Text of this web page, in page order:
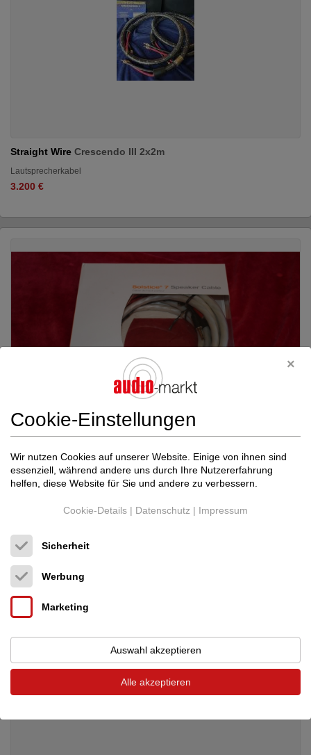
Straight Wire Crescendo III 2x2m
Lautsprecherkabel
3.200 €
Wireworld AudioSolstice 7 2,0m Single Wi...
Lautsprecherkabel
Neupreis: 280 €
Cookie-Einstellungen
Wir nutzen Cookies auf unserer Website. Einige von ihnen sind
essenziell, während andere uns durch Ihre Nutzererfahrung
helfen, diese Website für Sie und andere zu verbessern.
Cookie-Details | Datenschutz | Impressum
Sicherheit
Werbung
Marketing
Auswahl akzeptieren
Alle akzeptieren